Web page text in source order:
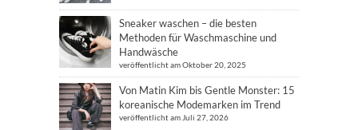
Sneaker waschen – die besten
Methoden für Waschmaschine und
Handwäsche
veröffentlicht am Oktober 20, 2025
Von Matin Kim bis Gentle Monster: 15
koreanische Modemarken im Trend
veröffentlicht am Juli 27, 2026